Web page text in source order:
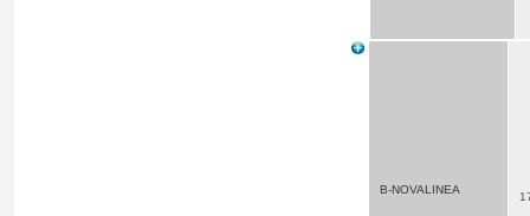
B-NOVALINEA